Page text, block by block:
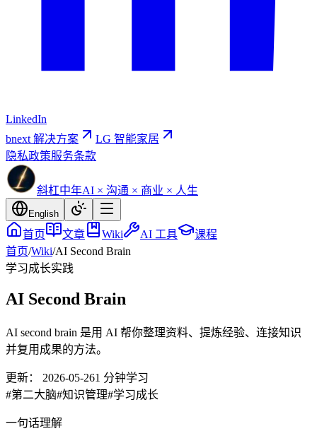
LinkedIn
bnext 解决方案
LG 智能家居
隐私政策服务条款
斜杠中年AI × 沟通 × 商业 × 人生
English
首页 文章 Wiki AI 工具
课程
首页/Wiki/AI Second Brain
学习成长实践
AI Second Brain
AI second brain 是用 AI 帮你整理资料、提炼经验、连接知识
并复用成果的方法。
更新： 2026-05-261 分钟学习
#第二大脑#知识管理#学习成长
一句话理解